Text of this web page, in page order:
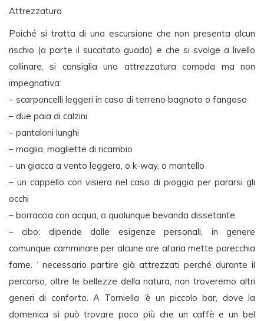
Attrezzatura
Poiché si tratta di una escursione che non presenta alcun
rischio (a parte il succitato guado) e che si svolge a livello
collinare, si consiglia una attrezzatura comoda ma non
impegnativa:
– scarponcelli leggeri in caso di terreno bagnato o fangoso
– due paia di calzini
– pantaloni lunghi
– maglia, magliette di ricambio
– un giacca a vento leggera, o k-way, o mantello
– un cappello con visiera nel caso di pioggia per pararsi gli
occhi
– borraccia con acqua, o qualunque bevanda dissetante
– cibo: dipende dalle esigenze personali, in genere
comunque camminare per alcune ore al’aria mette parecchia
fame. ‘ necessario partire già attrezzati perché durante il
percorso, oltre le bellezze della natura, non troveremo altri
generi di conforto. A Torniella ‘è un piccolo bar, dove la
domenica si può trovare poco più che un caffè e un bel